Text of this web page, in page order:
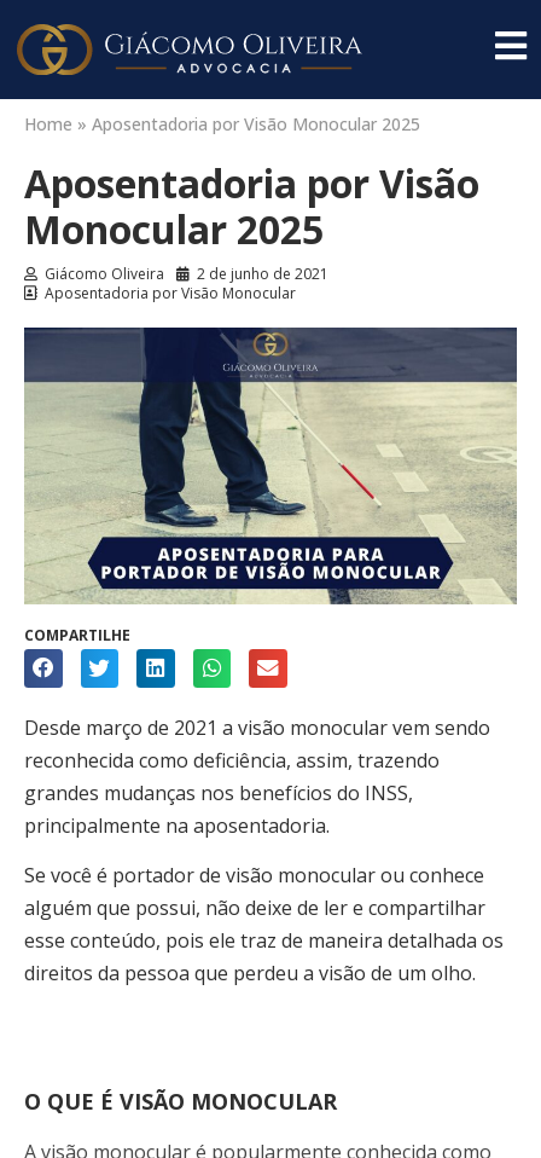
Home » Aposentadoria por Visão Monocular 2025
Aposentadoria por Visão
Monocular 2025
Giácomo Oliveira
2 de junho de 2021
Aposentadoria por Visão Monocular
COMPARTILHE
Desde março de 2021 a visão monocular vem sendo
reconhecida como deficiência, assim, trazendo
grandes mudanças nos benefícios do INSS,
principalmente na aposentadoria.
Se você é portador de visão monocular ou conhece
alguém que possui, não deixe de ler e compartilhar
esse conteúdo, pois ele traz de maneira detalhada os
direitos da pessoa que perdeu a visão de um olho.
O QUE É VISÃO MONOCULAR
A visão monocular é popularmente conhecida como